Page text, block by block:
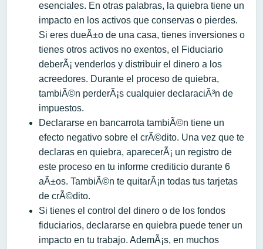
esenciales. En otras palabras, la quiebra tiene un
impacto en los activos que conservas o pierdes.
Si eres dueÃ±o de una casa, tienes inversiones o
tienes otros activos no exentos, el Fiduciario
deberÃ¡ venderlos y distribuir el dinero a los
acreedores. Durante el proceso de quiebra,
tambiÃ©n perderÃ¡s cualquier declaraciÃ³n de
impuestos.
Declararse en bancarrota tambiÃ©n tiene un
efecto negativo sobre el crÃ©dito. Una vez que te
declaras en quiebra, aparecerÃ¡ un registro de
este proceso en tu informe crediticio durante 6
aÃ±os. TambiÃ©n te quitarÃ¡n todas tus tarjetas
de crÃ©dito.
Si tienes el control del dinero o de los fondos
fiduciarios, declararse en quiebra puede tener un
impacto en tu trabajo. AdemÃ¡s, en muchos